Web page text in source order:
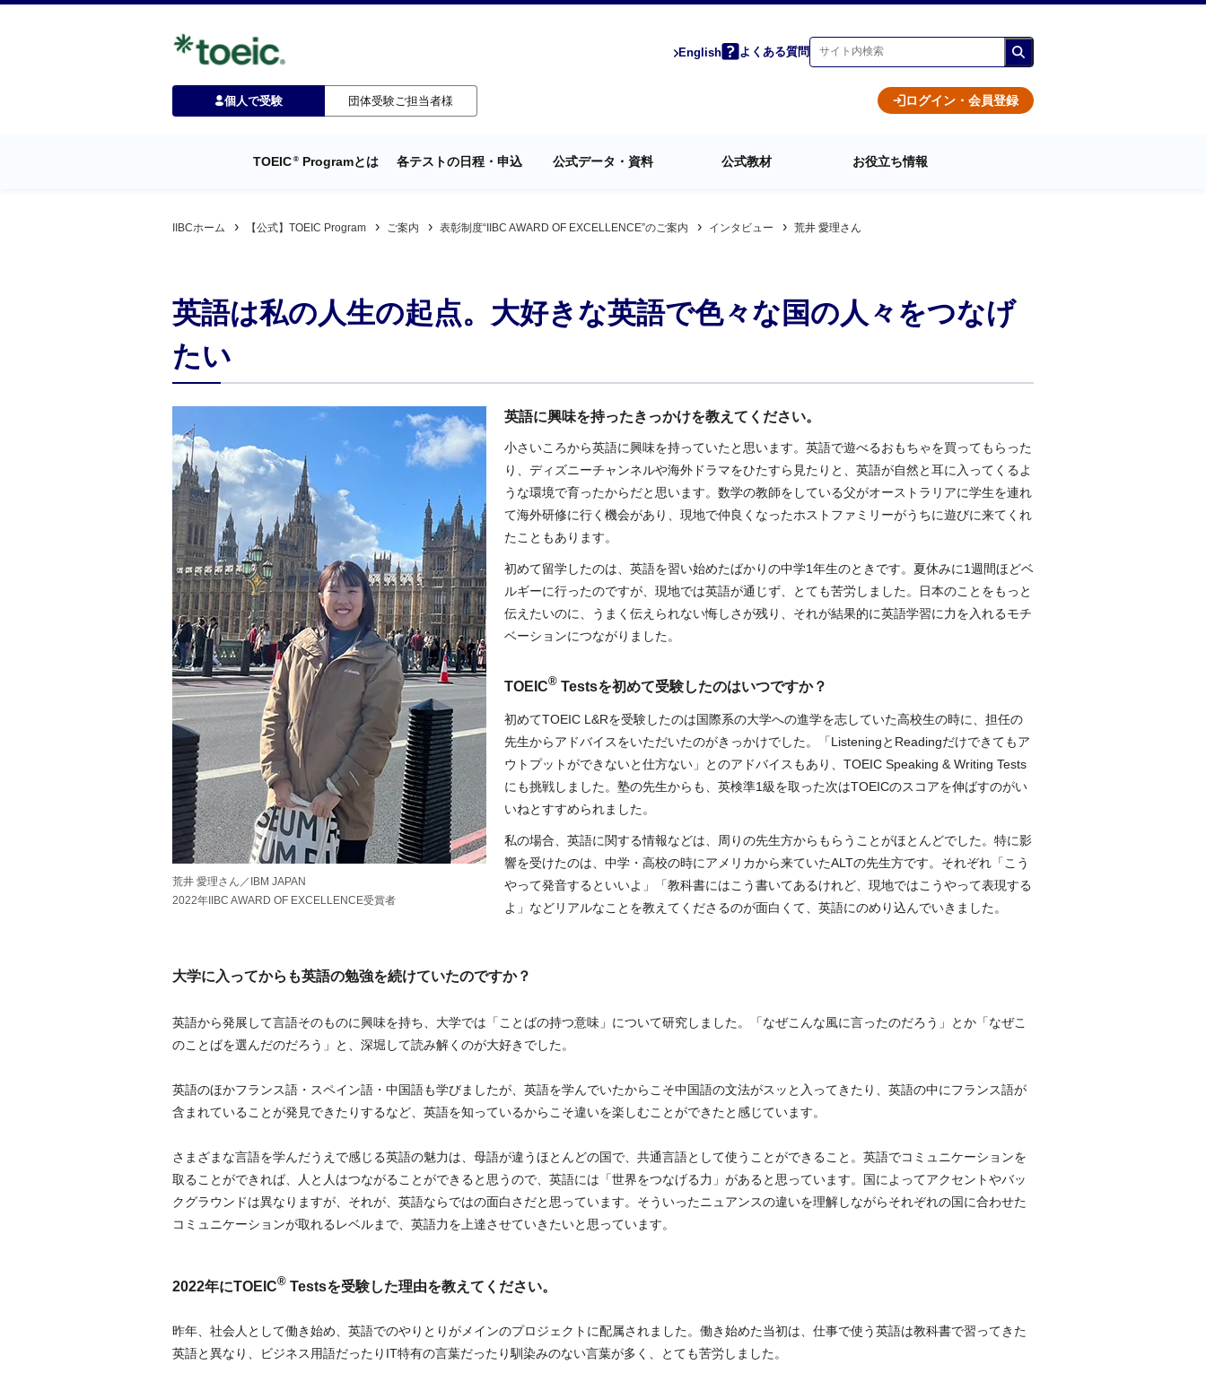
English よくある質問
個人で受験 団体受験ご担当者様 ログイン・会員登録
TOEIC ® Programとは 各テストの日程・申込 公式データ・資料 公式教材 お役立ち情報
IIBCホーム 【公式】TOEIC Program ご案内 表彰制度“IIBC AWARD OF EXCELLENCE”のご案内 インタビュー 荒井 愛理さん
英語は私の人生の起点。大好きな英語で色々な国の人々をつなげ
たい
荒井 愛理さん／IBM JAPAN
2022年IIBC AWARD OF EXCELLENCE受賞者
英語に興味を持ったきっかけを教えてください。
小さいころから英語に興味を持っていたと思います。英語で遊べるおもちゃを買ってもらった
り、ディズニーチャンネルや海外ドラマをひたすら見たりと、英語が自然と耳に入ってくるよ
うな環境で育ったからだと思います。数学の教師をしている父がオーストラリアに学生を連れ
て海外研修に行く機会があり、現地で仲良くなったホストファミリーがうちに遊びに来てくれ
たこともあります。
初めて留学したのは、英語を習い始めたばかりの中学1年生のときです。夏休みに1週間ほどベ
ルギーに行ったのですが、現地では英語が通じず、とても苦労しました。日本のことをもっと
伝えたいのに、うまく伝えられない悔しさが残り、それが結果的に英語学習に力を入れるモチ
ベーションにつながりました。
TOEIC® Testsを初めて受験したのはいつですか？
初めてTOEIC L&Rを受験したのは国際系の大学への進学を志していた高校生の時に、担任の
先生からアドバイスをいただいたのがきっかけでした。「ListeningとReadingだけできてもア
ウトプットができないと仕方ない」とのアドバイスもあり、TOEIC Speaking & Writing Tests
にも挑戦しました。塾の先生からも、英検準1級を取った次はTOEICのスコアを伸ばすのがい
いねとすすめられました。
私の場合、英語に関する情報などは、周りの先生方からもらうことがほとんどでした。特に影
響を受けたのは、中学・高校の時にアメリカから来ていたALTの先生方です。それぞれ「こう
やって発音するといいよ」「教科書にはこう書いてあるけれど、現地ではこうやって表現する
よ」などリアルなことを教えてくださるのが面白くて、英語にのめり込んでいきました。
大学に入ってからも英語の勉強を続けていたのですか？
英語から発展して言語そのものに興味を持ち、大学では「ことばの持つ意味」について研究しました。「なぜこんな風に言ったのだろう」とか「なぜこ
のことばを選んだのだろう」と、深堀して読み解くのが大好きでした。
英語のほかフランス語・スペイン語・中国語も学びましたが、英語を学んでいたからこそ中国語の文法がスッと入ってきたり、英語の中にフランス語が
含まれていることが発見できたりするなど、英語を知っているからこそ違いを楽しむことができたと感じています。
さまざまな言語を学んだうえで感じる英語の魅力は、母語が違うほとんどの国で、共通言語として使うことができること。英語でコミュニケーションを
取ることができれば、人と人はつながることができると思うので、英語には「世界をつなげる力」があると思っています。国によってアクセントやバッ
クグラウンドは異なりますが、それが、英語ならではの面白さだと思っています。そういったニュアンスの違いを理解しながらそれぞれの国に合わせた
コミュニケーションが取れるレベルまで、英語力を上達させていきたいと思っています。
2022年にTOEIC® Testsを受験した理由を教えてください。
昨年、社会人として働き始め、英語でのやりとりがメインのプロジェクトに配属されました。働き始めた当初は、仕事で使う英語は教科書で習ってきた
英語と異なり、ビジネス用語だったりIT特有の言葉だったり馴染みのない言葉が多く、とても苦労しました。